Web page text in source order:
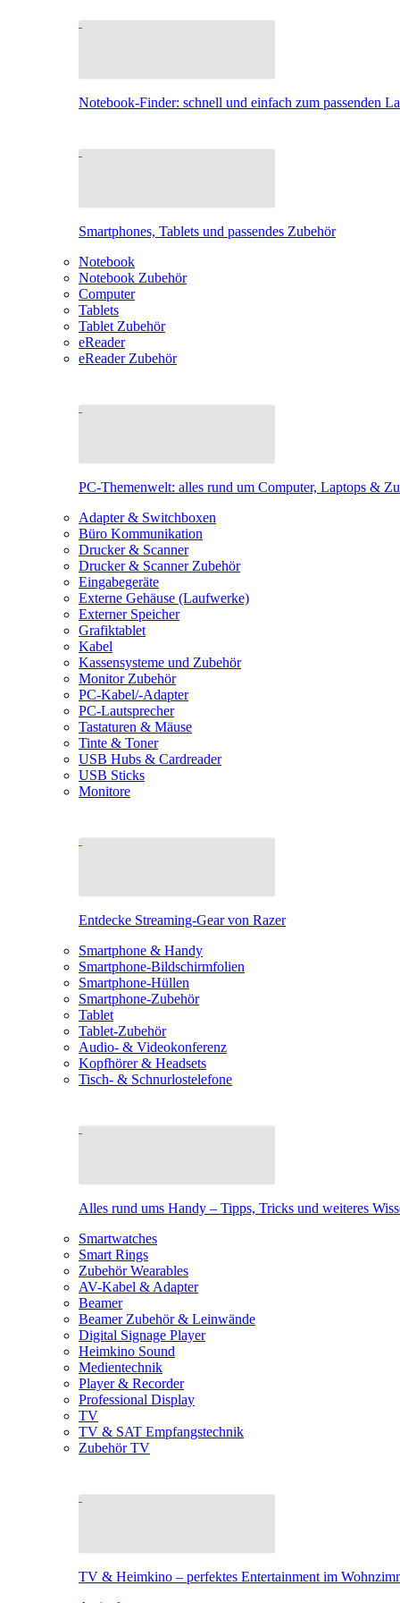
Notebook-Finder: schnell und einfach zum passenden
Smartphones, Tablets und passendes Zubehör
Notebook
Notebook Zubehör
Computer
Tablets
Tablet Zubehör
eReader
eReader Zubehör
PC-Themenwelt: alles rund um Computer, Laptops &
Adapter & Switchboxen
Büro Kommunikation
Drucker & Scanner
Drucker & Scanner Zubehör
Eingabegeräte
Externe Gehäuse (Laufwerke)
Externer Speicher
Grafiktablet
Kabel
Kassensysteme und Zubehör
Monitor Zubehör
PC-Kabel/-Adapter
PC-Lautsprecher
Tastaturen & Mäuse
Tinte & Toner
USB Hubs & Cardreader
USB Sticks
Monitore
Entdecke Streaming-Gear von Razer
Smartphone & Handy
Smartphone-Bildschirmfolien
Smartphone-Hüllen
Smartphone-Zubehör
Tablet
Tablet-Zubehör
Audio- & Videokonferenz
Kopfhörer & Headsets
Tisch- & Schnurlostelefone
Alles rund ums Handy – Tipps, Tricks und weiteres
Smartwatches
Smart Rings
Zubehör Wearables
AV-Kabel & Adapter
Beamer
Beamer Zubehör & Leinwände
Digital Signage Player
Heimkino Sound
Medientechnik
Player & Recorder
Professional Display
TV
TV & SAT Empfangstechnik
Zubehör TV
TV & Heimkino – perfektes Entertainment im